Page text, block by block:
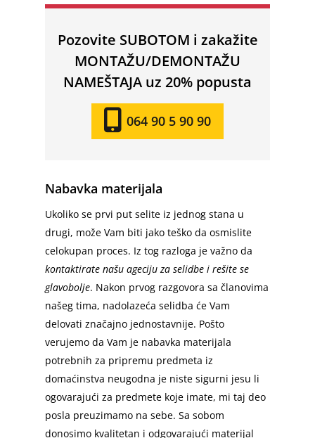
Pozovite SUBOTOM i zakažite
MONTAŽU/DEMONTAŽU
NAMEŠTAJA uz 20% popusta
064 90 5 90 90
Nabavka materijala
Ukoliko se prvi put selite iz jednog stana u
drugi, može Vam biti jako teško da osmislite
celokupan proces. Iz tog razloga je važno da
kontaktirate našu ageciju za selidbe i rešite se
glavobolje. Nakon prvog razgovora sa članovima
našeg tima, nadolazeća selidba će Vam
delovati značajno jednostavnije. Pošto
verujemo da Vam je nabavka materijala
potrebnih za pripremu predmeta iz
domaćinstva neugodna je niste sigurni jesu li
ogovarajući za predmete koje imate, mi taj deo
posla preuzimamo na sebe. Sa sobom
donosimo kvalitetan i odgovarajući materijal
Početna
Selidbe u Beogradu
Vračar
Stari grad
Zvezdara
Selidbe Cena
Usluge
Selidbe Sa Radnicima
Selidbe Stanova
Prevoz Robe